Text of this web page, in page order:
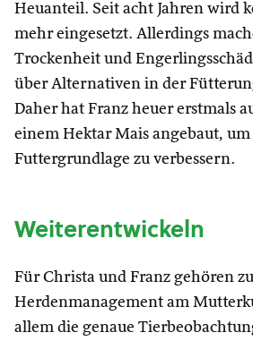
Heuanteil. Seit acht Jahren wird
mehr eingesetzt. Allerdings
Trockenheit und
über Alternativen in der
Daher hat Franz heuer erstmals
einem Hektar Mais angebaut, um
Futtergrundlage zu verbessern.
Weiterentwickeln
Für Christa und Franz gehören
Herdenmanagement am
allem die genaue